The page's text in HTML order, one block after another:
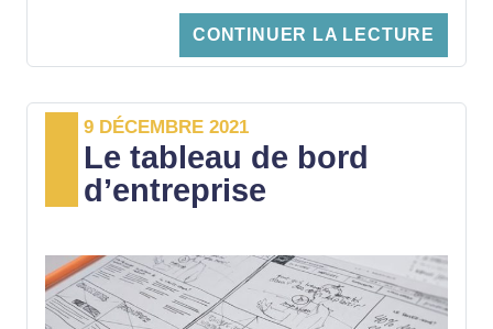
Quoi qu’il en soit, il s’avère intéressant
pour tout dirigeant d’entreprise de savoir
son entreprise.
CONTINUER LA LECTURE
9 DÉCEMBRE 2021
Le tableau de bord
d’entreprise